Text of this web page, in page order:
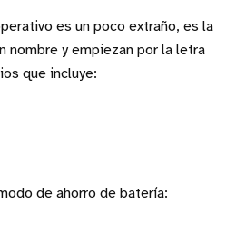
es un poco extraño, es la
nombre y empiezan por la letra
que incluye:
de ahorro de batería: